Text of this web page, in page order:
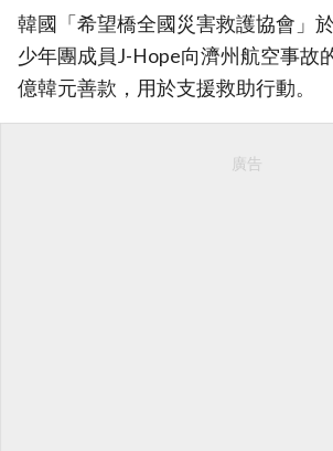
韓國「希望橋全國災害救護協會」
少年團成員J-Hope向濟州航空事故
億韓元善款，用於支援救助行動。
廣告